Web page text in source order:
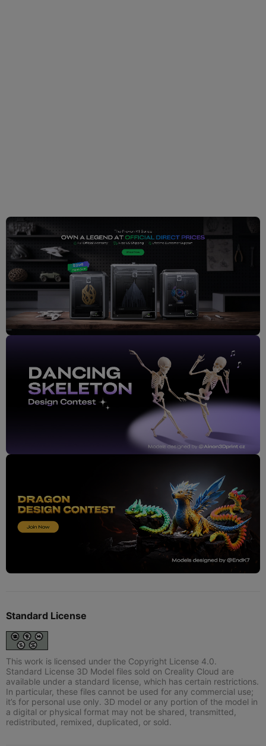
Standard License
This work is licensed under the Copyright License 4.0.
Standard License 3D Model files sold on Creality Cloud are
available under a standard license, which has certain restrictions.
In particular, these files cannot be used for any commercial use;
it’s for personal use only. 3D model or any portion of the model in
a digital or physical format may not be shared, transmitted,
redistributed, remixed, duplicated, or sold.